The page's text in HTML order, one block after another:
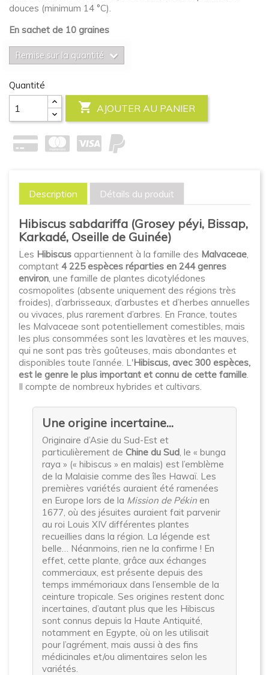
douces (minimum 14 °C).
En sachet de 10 graines
Remise sur la quantité
Quantité
 AJOUTER AU PANIER
Description Détails du produit
Hibiscus sabdariffa (Grosey péyi, Bissap,
Karkadé, Oseille de Guinée)
Les Hibiscus appartiennent à la famille des Malvaceae,
comptant 4 225 espèces réparties en 244 genres
environ, une famille de plantes dicotylédones
cosmopolites (absente uniquement des régions très
froides), d’arbrisseaux, d’arbustes et d’herbes annuelles
ou vivaces, plus rarement d’arbres. En France, toutes
les Malvaceae sont potentiellement comestibles, mais
les plus consommées sont les lavatères et les mauves,
qui ne sont pas très goûteuses, mais abondantes et
disponibles toute l’année. L'Hibiscus, avec 300 espèces,
est le genre le plus important et connu de cette famille.
Il compte de nombreux hybrides et cultivars.
Une origine incertaine...
Originaire d’Asie du Sud-Est et
particulièrement de Chine du Sud, le « bunga
raya » (« hibiscus » en malais) est l’emblème
de la Malaisie comme des îles Hawaï. Les
premières variétés auraient été ramenées
en Europe lors de la Mission de Pékin en
1677, où des jésuites auraient fait parvenir
au roi Louis XIV différentes plantes
recueillies dans la région. La légende est
belle… Néanmoins, rien ne la confirme ! En
effet, cette plante, grâce aux échanges
commerciaux, est présente depuis des
temps immémoriaux dans l’ensemble de la
ceinture tropicale. Ses origines restent donc
incertaines, d’autant plus que les Hibiscus
sont connus depuis la Haute Antiquité,
notamment en Egypte, où on les utilisait
pour l’agrément, mais aussi à des fins
médicinales et/ou alimentaires selon les
variétés.